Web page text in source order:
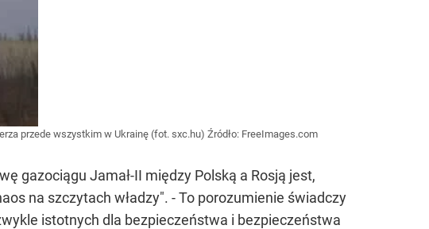
przede wszystkim w Ukrainę (fot. sxc.hu) Źródło: FreeImages.com
gazociągu Jamał-II między Polską a Rosją jest,
na szczytach władzy". - To porozumienie świadczy
istotnych dla bezpieczeństwa i bezpieczeństwa